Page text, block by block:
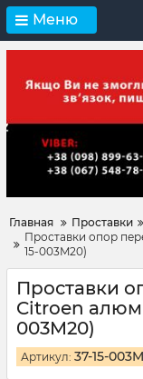
Меню
Главная Проставки
Проставки опор
15-003M20)
Проставки
Citroen
003M20)
Артикул: 37-15-